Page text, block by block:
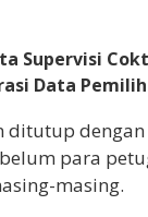
Supervisi
Data Pemilih
ditutup
para
masing.